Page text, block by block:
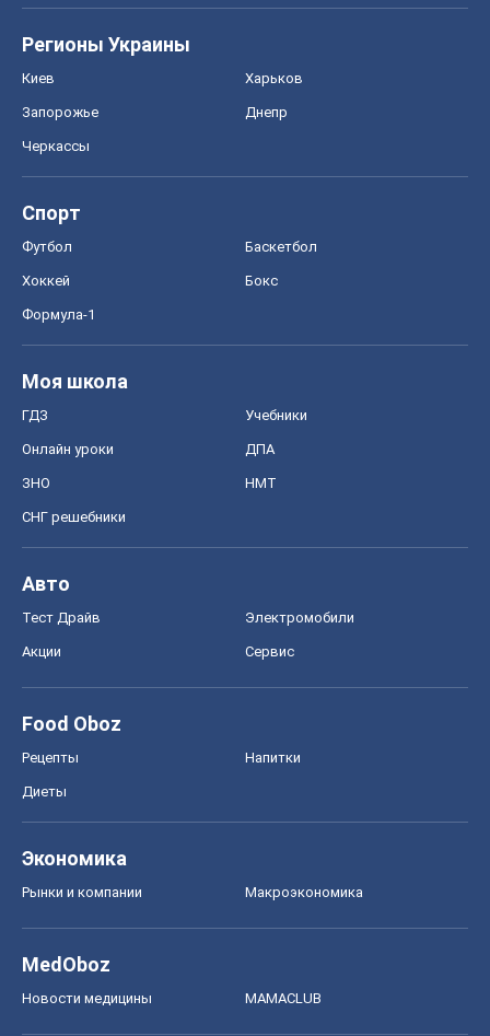
Регионы Украины
Киев Харьков
Запорожье Днепр
Черкассы
Спорт
Футбол Баскетбол
Хоккей Бокс
Формула-1
Моя школа
ГДЗ Учебники
Онлайн уроки ДПА
ЗНО НМТ
СНГ решебники
Авто
Тест Драйв Электромобили
Акции Сервис
Food Oboz
Рецепты Напитки
Диеты
Экономика
Рынки и компании Mакроэкономика
MedOboz
Новости медицины MAMACLUB